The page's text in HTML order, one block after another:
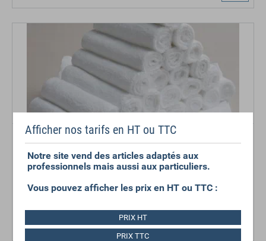
SERVIETTE D'INVITÉS
30x30 ou 30x50
Blanc
Basique
0,73 €HT
Afficher nos tarifs en HT ou TTC
Notre site vend des articles adaptés aux
professionnels mais aussi aux particuliers.
Vous pouvez afficher les prix en HT ou TTC :
PRIX HT
PRIX TTC